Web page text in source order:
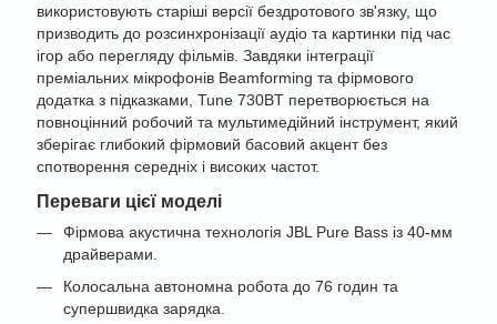
використовують старіші версії бездротового зв'язку, що
призводить до розсинхронізації аудіо та картинки під час
ігор або перегляду фільмів. Завдяки інтеграції
преміальних мікрофонів Beamforming та фірмового
додатка з підказками, Tune 730BT перетворюється на
повноцінний робочий та мультимедійний інструмент, який
зберігає глибокий фірмовий басовий акцент без
спотворення середніх і високих частот.
Переваги цієї моделі
Фірмова акустична технологія JBL Pure Bass із 40-мм
драйверами.
Колосальна автономна робота до 76 годин та
супершвидка зарядка.